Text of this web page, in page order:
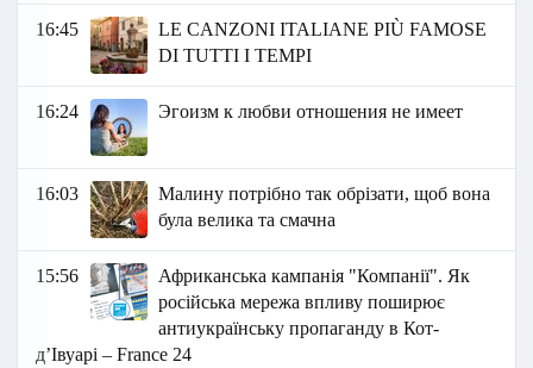
16:45
LE CANZONI ITALIANE PIÙ FAMOSE
DI TUTTI I TEMPI
16:24 Эгоизм к любви отношения не имеет
16:03
Малину потрібно так обрізати, щоб вона
була велика та смачна
15:56
Африканська кампанія "Компанії". Як
російська мережа впливу поширює
антиукраїнську пропаганду в Кот-
д’Івуарі – France 24